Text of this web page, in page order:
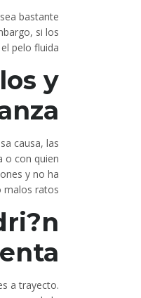
bastante
si los
pelo fluida.
y
causa, las
o con quien
y no ha
ratos.
a trayecto.